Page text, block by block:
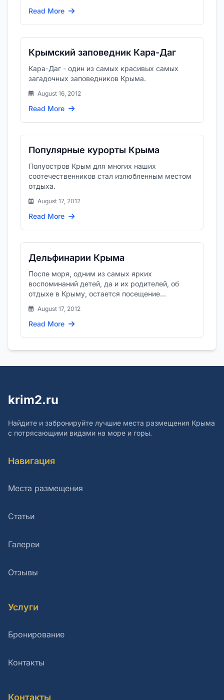
Read More
Крымский заповедник Кара-Даг
Кара-Даг - один из самых красивых самых
загадочных заповедников Крыма.
August 16, 2012
Read More
Популярные курорты Крыма
Полуостров Крым для многих наших
соотечественников стал излюбленным местом
отдыха.
August 17, 2012
Read More
Дельфинарии Крыма
После моря, одним из самых ярких
воспоминаний детей, да и их родителей, об
отдыхе в Крыму, остается посещение
дельфинариев.
August 17, 2012
Read More
krim2.ru
Найдите и забронируйте лучшие места размещения Крыма
с потрясающими видами на море и горы.
Навигация
Места размещения
Статьи
Галереи
Отзывы
Услуги
Бронирование
Контакты
Контакты